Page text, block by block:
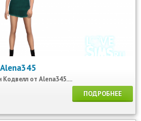
от Alena345....
ПОДРОБНЕЕ